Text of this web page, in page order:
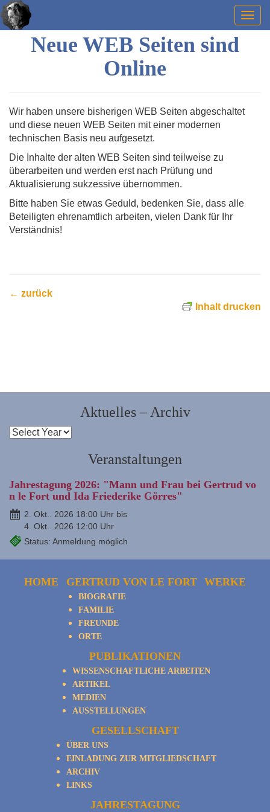
Neue WEB Seiten sind
Online
Wir haben unsere bisherigen WEB Seiten abgeschaltet
und diese neuen WEB Seiten mit einer modernen
technischen Basis neu aufgesetzt.
Die Inhalte der alten WEB Seiten sind teilweise zu
überarbeiten und werden erst nach Prüfung und
Aktualisierung sukzessive übernommen.
Bitte haben Sie etwas Geduld, bedenken Sie, dass alle
Beteiligten ehrenamtlich arbeiten, vielen Dank für Ihr
Verständnis!
← zurück
Inhalt drucken
Aktuelles – Archiv
Veranstaltungen
Jahrestagung 2026: "Mann und Frau bei Gertrud vo
n le Fort und Ida Friederike Görres"
2. Okt.. 2026 18:00 Uhr bis
4. Okt.. 2026 12:00 Uhr
Status: Anmeldung möglich
HOME GERTRUD VON LE FORT
BIOGRAFIE
FAMILIE
FREUNDE
ORTE
WERKE
PUBLIKATIONEN
WISSENSCHAFTLICHE ARBEITEN
ARTIKEL
MEDIEN
AUSSTELLUNGEN
GESELLSCHAFT
ÜBER UNS
EINLADUNG ZUR MITGLIEDSCHAFT
ARCHIV
LINKS
JAHRESTAGUNG